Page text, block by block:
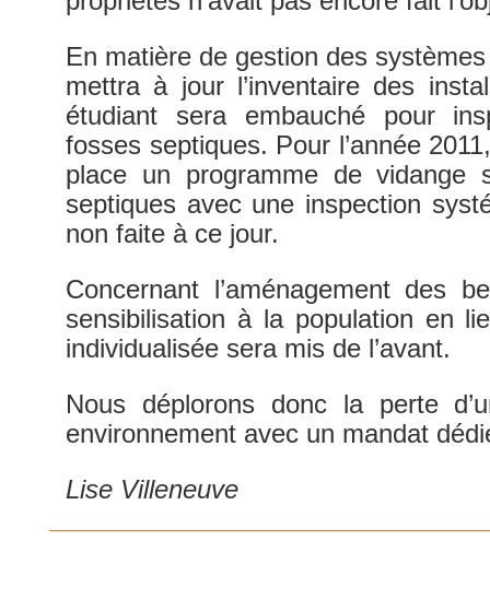
En matière de gestion des
mettra à jour l’inventaire des
étudiant sera embauché pour
fosses septiques. Pour l’année
place un programme de vidange
septiques avec une inspection
non faite à ce jour.
Concernant l’aménagement des
sensibilisation à la population en
individualisée sera mis de l’avant.
Nous déplorons donc la perte
environnement avec un mandat
Lise Villeneuve